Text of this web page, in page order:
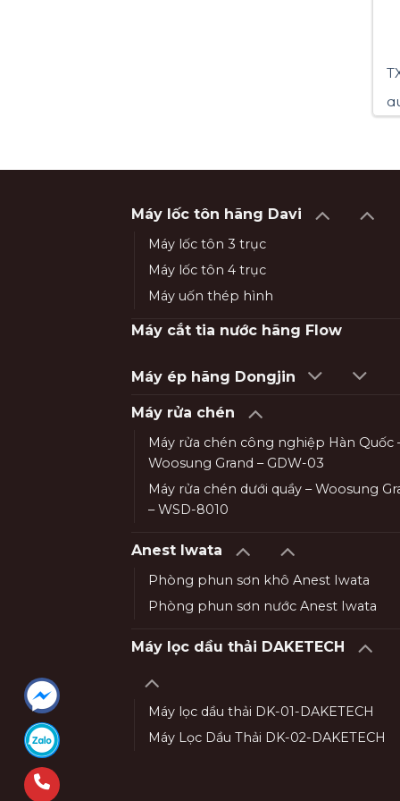
Máy lốc tôn hãng Davi
Máy lốc tôn 3 trục
Máy lốc tôn 4 trục
Máy uốn thép hình
Máy cắt tia nước hãng Flow
Máy ép hãng Dongjin
Máy rửa chén
Máy rửa chén công nghiệp Hàn Quốc
Woosung Grand – GDW-03
Máy rửa chén dưới quầy – Woosung
– WSD-8010
Anest Iwata
Phòng phun sơn khô Anest Iwata
Phòng phun sơn nước Anest Iwata
Máy lọc dầu thải DAKETECH
Máy lọc dầu thải DK-01-DAKETECH
Máy Lọc Dầu Thải DK-02-DAKETECH